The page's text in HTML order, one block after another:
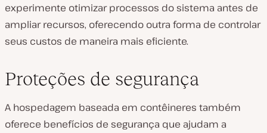
experimente otimizar processos do sistema antes de
ampliar recursos, oferecendo outra forma de controlar
seus custos de maneira mais eficiente.
Proteções de segurança
A hospedagem baseada em contêineres também
oferece benefícios de segurança que ajudam a